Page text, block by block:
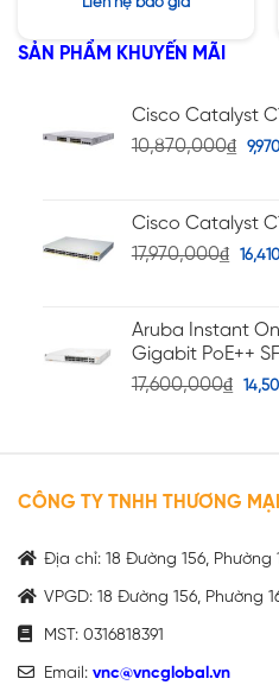
2TB SSD / Nvidia
P1000 4GB
5 sao
SẢN PHẨM KHUYẾN MÃI
Cisco Catalyst
10,870,000₫
Cisco Catalyst
17,970,000₫
Aruba Instant
Gigabit PoE++
17,600,000₫
CÔNG TY TNHH THƯƠNG
Địa chỉ: 18 Đường 156, Phường
VPGD: 18 Đường 156, Phường
MST: 0316818391
Email: vnc@vncglobal.vn